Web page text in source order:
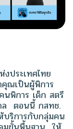
ระเทศไทย
ณเป็นผู้พิการ
พิการ เด็ก สตรี
ล ตอนนี้ กสทช.
บริการกับกลุ่มคน